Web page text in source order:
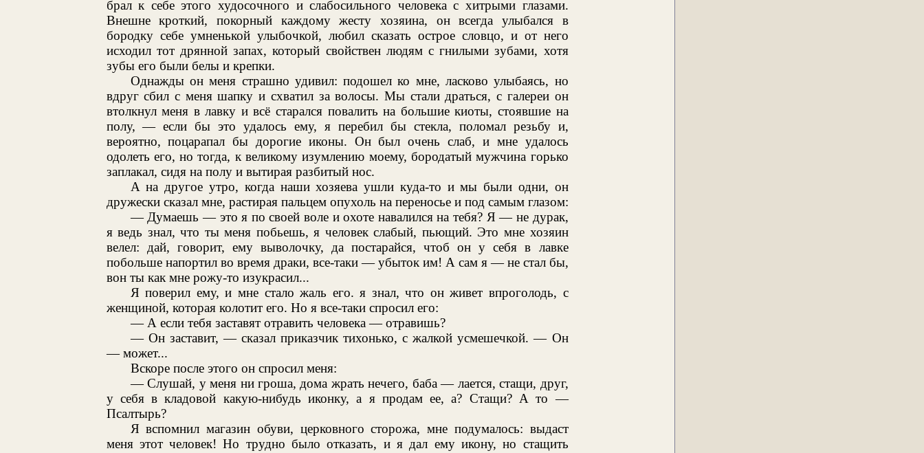
брал к себе этого худосочного и слабосильного человека с хитрыми глазами.
Внешне кроткий, покорный каждому жесту хозяина, он всегда улыбался в
бородку себе умненькой улыбочкой, любил сказать острое словцо, и от него
исходил тот дрянной запах, который свойствен людям с гнилыми зубами, хотя
зубы его были белы и крепки.
Однажды он меня страшно удивил: подошел ко мне, ласково улыбаясь, но
вдруг сбил с меня шапку и схватил за волосы. Мы стали драться, с галереи он
втолкнул меня в лавку и всё старался повалить на большие киоты, стоявшие на
полу, — если бы это удалось ему, я перебил бы стекла, поломал резьбу и,
вероятно, поцарапал бы дорогие иконы. Он был очень слаб, и мне удалось
одолеть его, но тогда, к великому изумлению моему, бородатый мужчина горько
заплакал, сидя на полу и вытирая разбитый нос.
А на другое утро, когда наши хозяева ушли куда-то и мы были одни, он
дружески сказал мне, растирая пальцем опухоль на переносье и под самым глазом:
— Думаешь — это я по своей воле и охоте навалился на тебя? Я — не дурак,
я ведь знал, что ты меня побьешь, я человек слабый, пьющий. Это мне хозяин
велел: дай, говорит, ему выволочку, да постарайся, чтоб он у себя в лавке
побольше напортил во время драки, все-таки — убыток им! А сам я — не стал бы,
вон ты как мне рожу-то изукрасил...
Я поверил ему, и мне стало жаль его. я знал, что он живет впроголодь, с
женщиной, которая колотит его. Но я все-таки спросил его:
— А если тебя заставят отравить человека — отравишь?
— Он заставит, — сказал приказчик тихонько, с жалкой усмешечкой. — Он
— может...
Вскоре после этого он спросил меня:
— Слушай, у меня ни гроша, дома жрать нечего, баба — лается, стащи, друг,
у себя в кладовой какую-нибудь иконку, а я продам ее, а? Стащи? А то —
Псалтырь?
Я вспомнил магазин обуви, церковного сторожа, мне подумалось: выдаст
меня этот человек! Но трудно было отказать, и я дал ему икону, но стащить